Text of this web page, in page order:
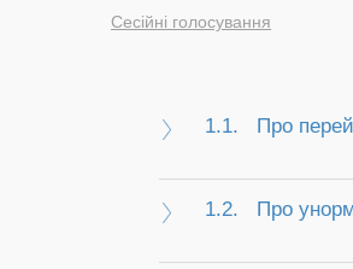
Сесійні голосування
1.1. Про
1.2. Про